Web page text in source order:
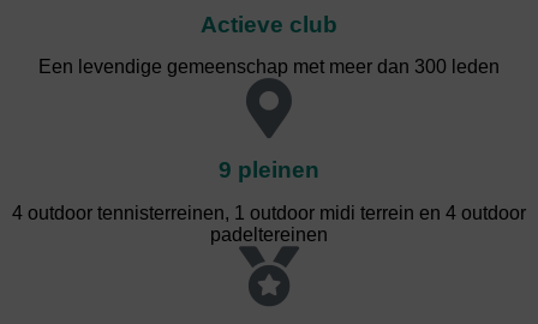
Actieve club
Een levendige gemeenschap met meer dan 300 leden
9 pleinen
4 outdoor tennisterreinen, 1 outdoor midi terrein en 4 outdoor
padeltereinen